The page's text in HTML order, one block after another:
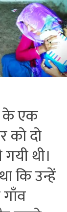
के एक
को दो
थी।
कि उन्हें